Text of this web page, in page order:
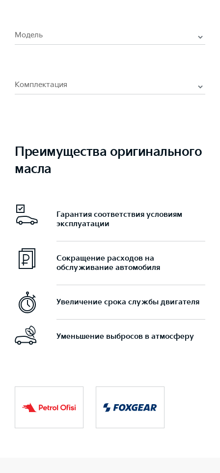
Модель
Комплектация
Преимущества оригинального
масла
Гарантия соответствия условиям
эксплуатации
Сокращение расходов на
обслуживание автомобиля
Увеличение срока службы двигателя
Уменьшение выбросов в атмосферу